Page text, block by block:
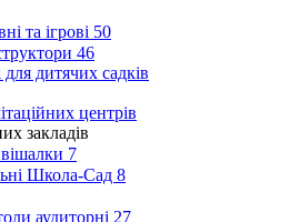
та ігрові 50
46
дитячих садків
центрів
закладів
7
Школа-Сад 8
аудиторні 27